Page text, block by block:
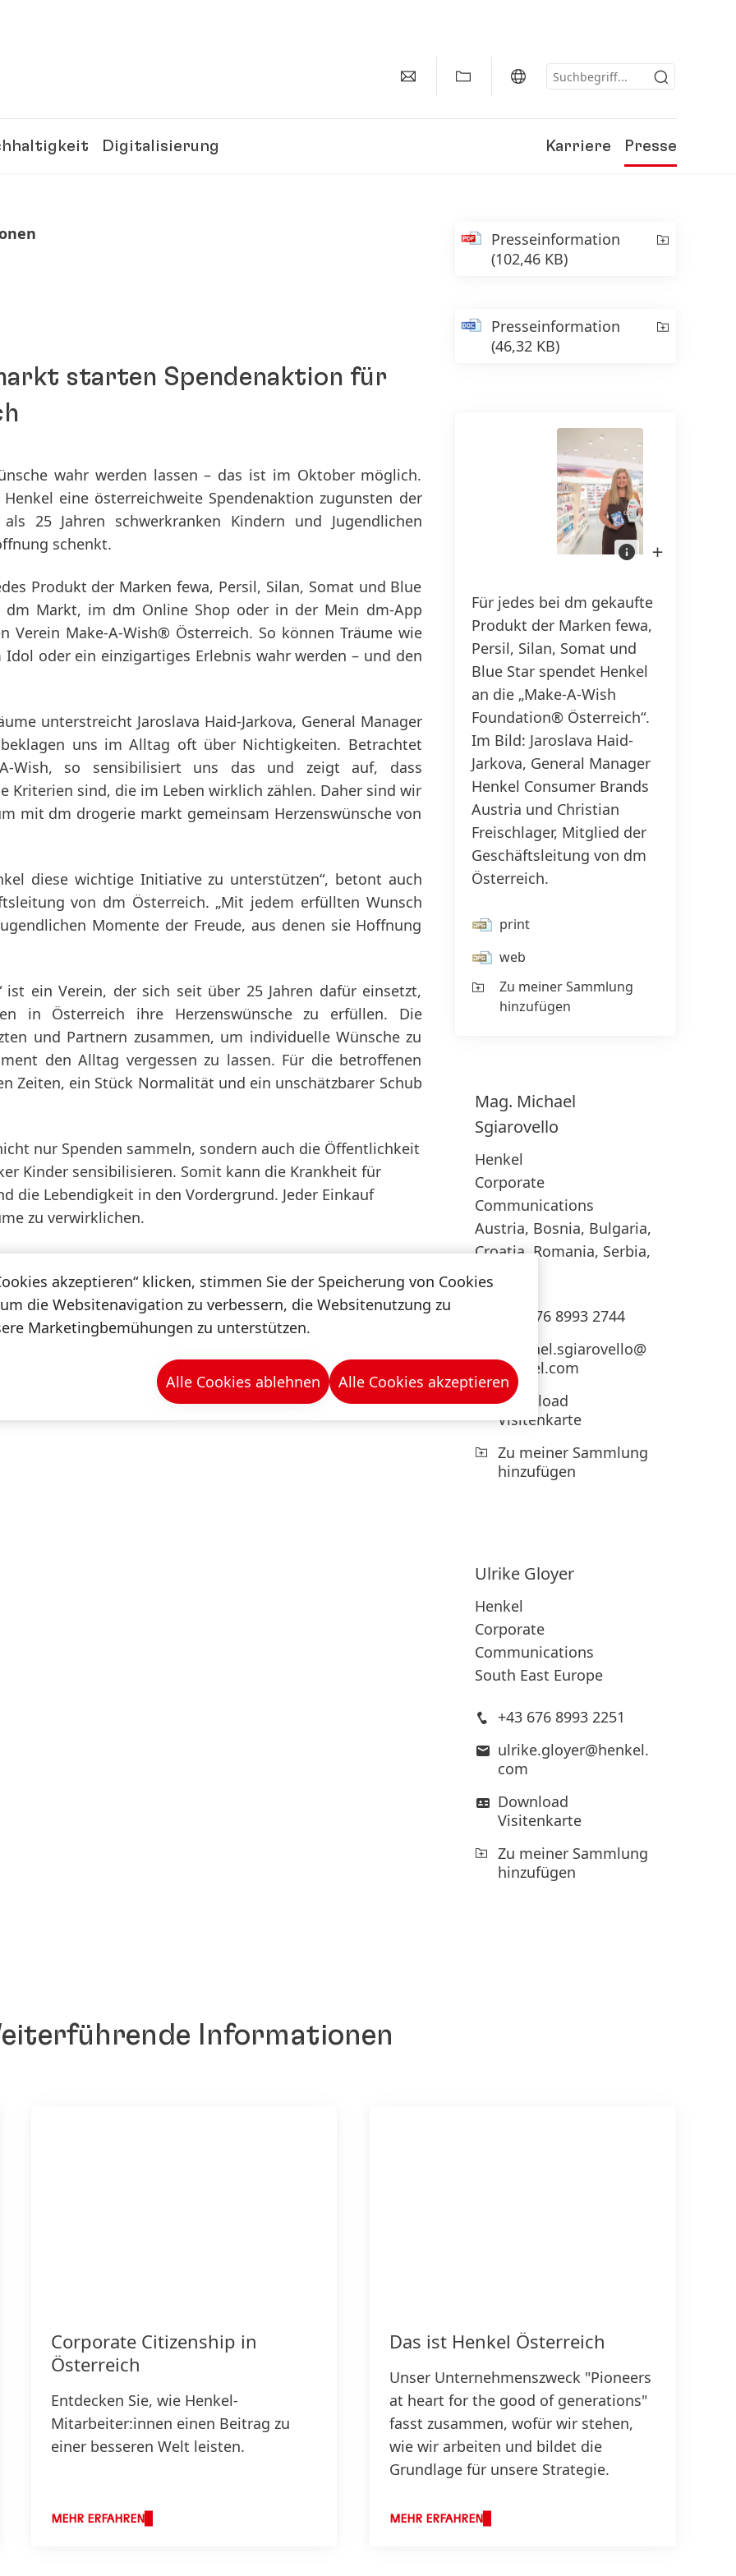
150 Jahre Henkel
150 Jahre Pioniergeist bedeuten,
Fortschritt zielgerichtet zu
gestalten. Bei Henkel nutzen wir
Wandel als Chancen und treiben
Innovation, Nachhaltigkeit und
bessere Zukunft zu schaffen.
Gemeinsam.
Digitalisierung Karriere Presse
starten Spendenaktion für
wahr werden lassen – das ist im Oktober möglich.
eine österreichweite Spendenaktion zugunsten der
25 Jahren schwerkranken Kindern und Jugendlichen
schenkt.
Produkt der Marken fewa, Persil, Silan, Somat und Blue
Markt, im dm Online Shop oder in der Mein dm-App
Verein Make-A-Wish® Österreich. So können Träume wie
oder ein einzigartiges Erlebnis wahr werden – und den
unterstreicht Jaroslava Haid-Jarkova, General Manager
uns im Alltag oft über Nichtigkeiten. Betrachtet
Wish, so sensibilisiert uns das und zeigt auf, dass
Kriterien sind, die im Leben wirklich zählen. Daher sind wir
mit dm drogerie markt gemeinsam Herzenswünsche von
diese wichtige Initiative zu unterstützen“, betont auch
von dm Österreich. „Mit jedem erfüllten Wunsch
Momente der Freude, aus denen sie Hoffnung
ist ein Verein, der sich seit über 25 Jahren dafür einsetzt,
in Österreich ihre Herzenswünsche zu erfüllen. Die
und Partnern zusammen, um individuelle Wünsche zu
den Alltag vergessen zu lassen. Für die betroffenen
Zeiten, ein Stück Normalität und ein unschätzbarer Schub
nur Spenden sammeln, sondern auch die Öffentlichkeit
Kinder sensibilisieren. Somit kann die Krankheit für
die Lebendigkeit in den Vordergrund. Jeder Einkauf
zu verwirklichen.
Presseinformation
(102,46 KB)
Presseinformation
(46,32 KB)
Henkel
und
starten
für
A-
Österreich
Bild
in
Für jedes bei dm gekaufte
Produkt der Marken fewa,
Persil, Silan, Somat und
Blue Star spendet Henkel
an die „Make-A-Wish
Foundation® Österreich“.
Im Bild: Jaroslava Haid-
Jarkova, General Manager
Henkel Consumer Brands
Austria und Christian
Freischlager, Mitglied der
Geschäftsleitung von dm
Österreich.
print
web
Zu meiner Sammlung
hinzufügen
Mag. Michael
Sgiarovello
Henkel
Corporate
Communications
Austria, Bosnia, Bulgaria,
Croatia, Romania, Serbia,
Slovenia
+43 676 8993 2744
michael.sgiarovello@
henkel.com
Download
Visitenkarte
Zu meiner Sammlung
hinzufügen
Ulrike Gloyer
Henkel
Corporate
Communications
South East Europe
+43 676 8993 2251
ulrike.gloyer@henkel.
com
Download
Visitenkarte
Zu meiner Sammlung
hinzufügen
Informationen
Corporate Citizenship in
Österreich
Entdecken Sie, wie Henkel-
Mitarbeiter:innen einen Beitrag zu
einer besseren Welt leisten.
MEHR ERFAHREN
Das ist Henkel Österreich
Unser Unternehmenszweck "Pioneers
at heart for the good of generations"
fasst zusammen, wofür wir stehen,
wie wir arbeiten und bildet die
Grundlage für unsere Strategie.
MEHR ERFAHREN
akzeptieren“ klicken, stimmen Sie der Speicherung von Cookies
die Websitenavigation zu verbessern, die Websitenutzung zu
Marketingbemühungen zu unterstützen.
Alle Cookies ablehnen Alle Cookies akzeptieren